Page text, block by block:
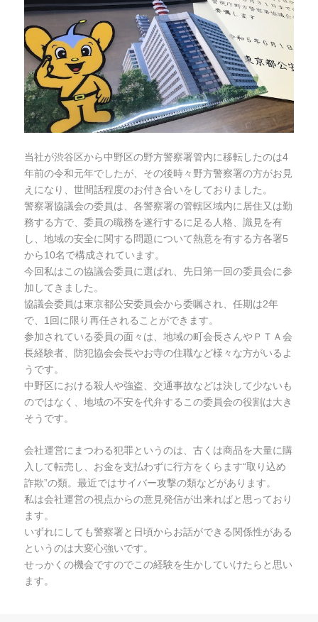
当社が渋谷区から中野区の野方警察署管内に移転したのは4
年前の令和元年でしたが、その後時々野方警察署の方がお見
えになり、世間話程度のお付き合いをしておりました。
警察署協議会の委員は、各警察署の管轄区域内に居住又は勤
務する方で、委員の職務を遂行するに足る人格、識見を有
し、地域の安全に関する問題について熱意を有する方各署5
から10名で構成されています。
今回私はこの協議会委員に選ばれ、先日第一回の委員会に参
加してきました。
協議会委員は東京都公安委員会から委嘱され、任期は2年
で、1回に限り再任されることができます。
参加されている委員の面々は、地域の町会長さんやＰＴＡ会
長経験者、防犯協会会長やお寺の住職など様々な方がいるよ
うです。
中野区における殺人や強盗、交通事故などは決して少ないも
のではなく、地域の不安を代弁するこの委員会の役割は大き
そうです。
会社運営にまつわる犯罪というのは、古くは商品を大量に購
入して転売し、お金を支払わずに行方をくらます“取り込め
詐欺”の類。最近ではサイバー攻撃の類などがあります。
私は会社運営の視点からの意見発信が出来ればと思っており
ます。
いずれにしても警察署と日頃からお話ができる関係性がある
というのは大変心強いです。
せっかくの機会ですのでこの経験を生かしていけたらと思い
ます。